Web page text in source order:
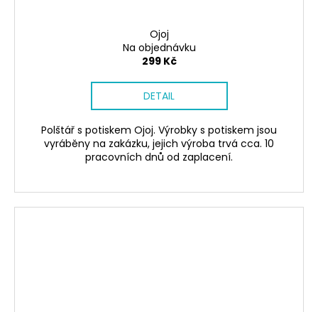
Ojoj
Na objednávku
299 Kč
DETAIL
Polštář s potiskem Ojoj. Výrobky s potiskem jsou
vyráběny na zakázku, jejich výroba trvá cca. 10
pracovních dnů od zaplacení.